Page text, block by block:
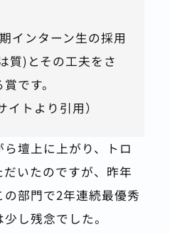
インターン生の採用
質)とその工夫をさ
です。
トより引用）
壇上に上がり、トロ
いたのですが、昨年
部門で2年連続最優秀
し残念でした。